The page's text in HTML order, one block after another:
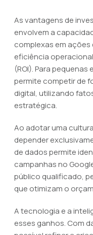
As vantagens de
envolvem a
complexas em
eficiência
(ROI). Para
permite competir de
digital, utilizando
estratégica.
Ao adotar uma
depender
de dados permite
campanhas no
público qualificado,
que otimizam o
A tecnologia e a
esses ganhos. Com